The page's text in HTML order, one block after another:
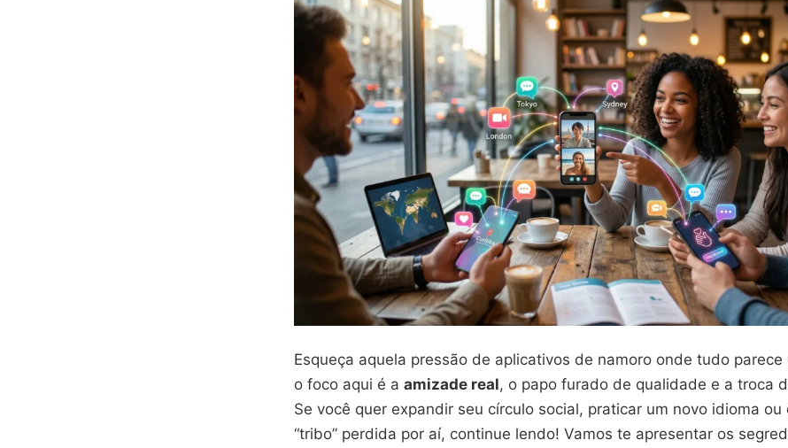
Esqueça aquela pressão de aplicativos de namoro onde tudo parece
o foco aqui é a amizade real, o papo furado de qualidade e a troca
Se você quer expandir seu círculo social, praticar um novo idioma ou
“tribo” perdida por aí, continue lendo! Vamos te apresentar os